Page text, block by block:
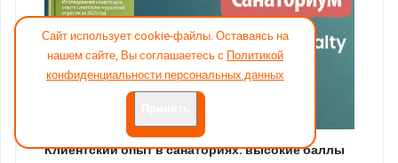
Клиентский опыт в санаториях: высокие баллы
Сайт использует cookie-файлы. Оставаясь на
нашем сайте, Вы соглашаетесь с Политикой
конфиденциальности персональных данных